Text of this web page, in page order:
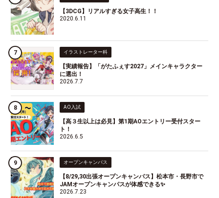
【3DCG】リアルすぎる女子高生！！
2020.6.11
イラストレーター科
【実績報告】「がたふぇす2027」メインキャラクター
に選出！
2026.7.7
AO入試
【高３生以上は必見】第1期AOエントリー受付スター
ト！
2026.6.5
オープンキャンパス
【8/29,30出張オープンキャンパス】松本市・長野市で
JAMオープンキャンパスが体感できる✨
2026.7.23